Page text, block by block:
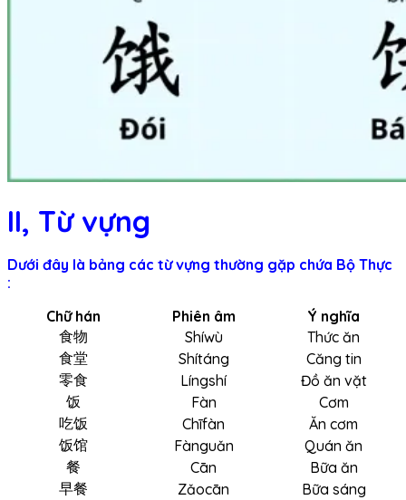
II, Từ vựng
Dưới đây là bảng các từ vựng thường gặp chứa Bộ Thực
:
Chữ hán
Phiên âm
Ý nghĩa
食物
Shíwù
Thức ăn
食堂
Shítáng
Căng tin
零食
Língshí
Đồ ăn vặt
饭
Fàn
Cơm
吃饭
Chīfàn
Ăn cơm
饭馆
Fànguǎn
Quán ăn
餐
Cān
Bữa ăn
早餐
Zǎocān
Bữa sáng